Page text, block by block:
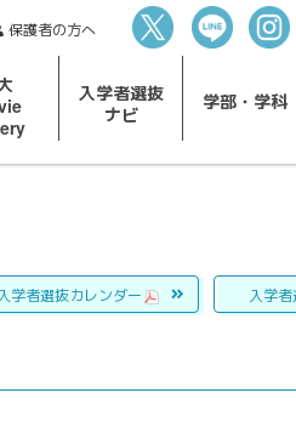
保護者の方へ
入学者選抜
ナビ
学部・ 学科
入学者選抜カレンダー 入学